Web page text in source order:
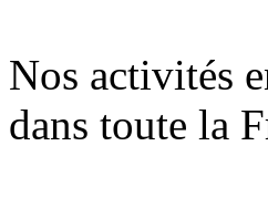
Nos activités
dans toute la